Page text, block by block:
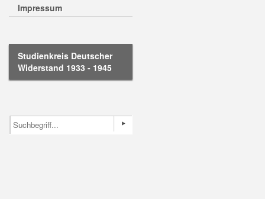
Impressum
Studienkreis Deutscher
Widerstand 1933 - 1945